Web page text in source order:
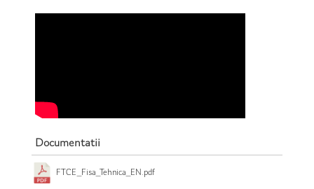
Documentatii
FTCE_Fisa_Tehnica_EN.pdf